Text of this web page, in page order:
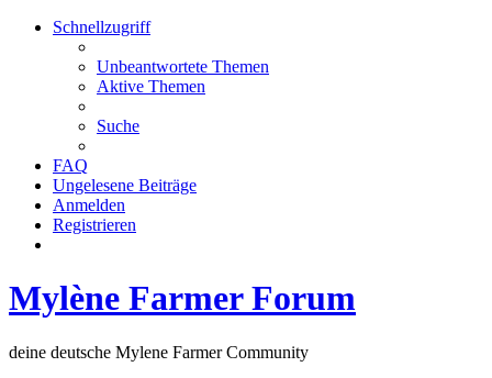
Schnellzugriff
Unbeantwortete Themen
Aktive Themen
Suche
FAQ
Ungelesene Beiträge
Anmelden
Registrieren
Mylène Farmer Forum
deine deutsche Mylene Farmer Community